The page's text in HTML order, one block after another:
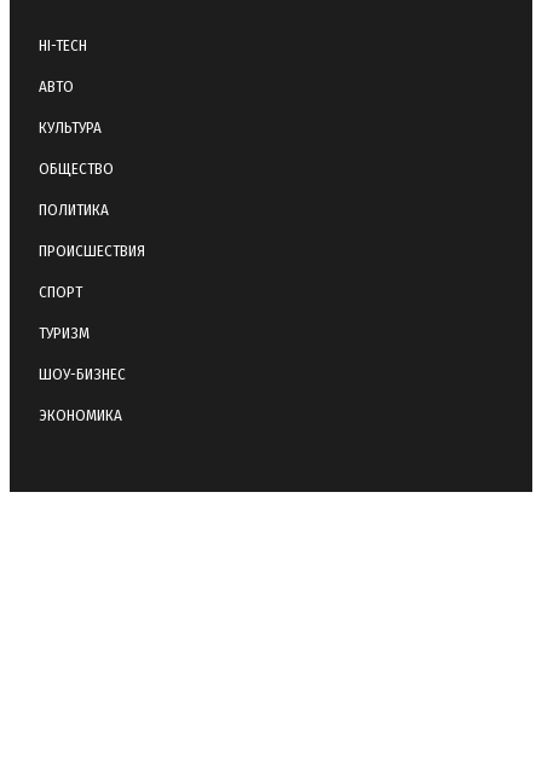
HI-TECH
АВТО
КУЛЬТУРА
ОБЩЕСТВО
ПОЛИТИКА
ПРОИСШЕСТВИЯ
СПОРТ
ТУРИЗМ
ШОУ-БИЗНЕС
ЭКОНОМИКА